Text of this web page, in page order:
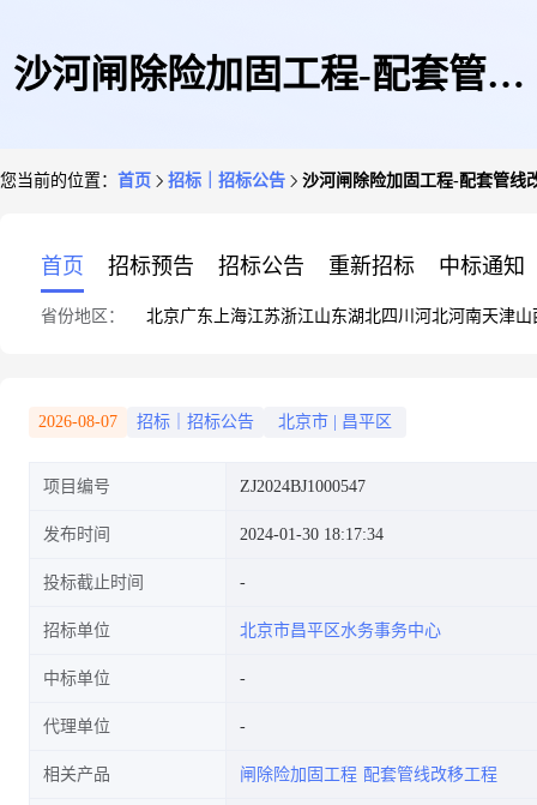
沙河闸除险加固工程-配套管线
您当前的位置： 首页 招标｜招标公告 沙河闸除险加固工程-配套管线
首页 招标预告 招标公告 重新招标 中标通知
省份地区： 北京广东 上海江苏浙江山东湖北四川 河北河南天津山
2026-08-07 招标｜招标公告 北京市 昌平区
项目编号 ZJ2024BJ1000547
发布时间 2024-01-30 18:17:34
投标截止时间
招标单位 北京市昌平区水务事务中心
中标单位
代理单位
相关产品 闸除险加固工程 配套管线改移工程